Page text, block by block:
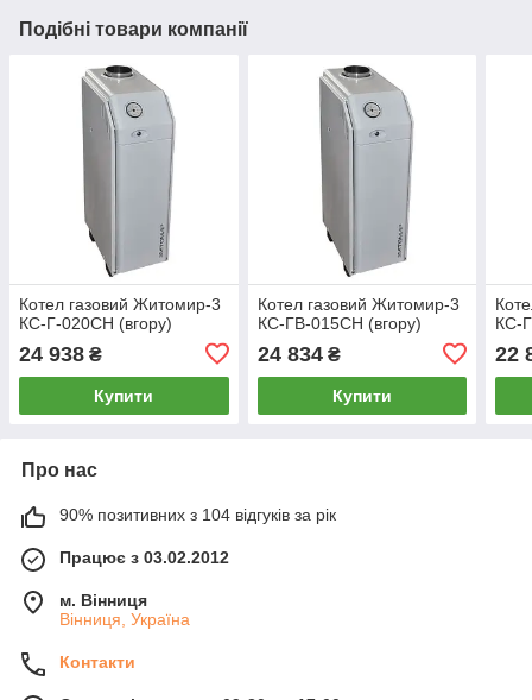
Подібні товари компанії
Котел газовий Житомир-3
КС-Г-020СН (вгору)
24 938 ₴
Купити
Котел газовий Житомир-3
КС-ГВ-015СН (вгору)
24 834₴
Купити
КС-
22
Про нас
90% позитивних з 104 відгуків за рік
Працює з 03.02.2012
м. Вінниця
Вінниця, Україна
Контакти